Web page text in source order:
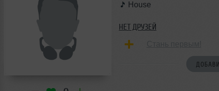
House
НЕТ ДРУЗЕЙ